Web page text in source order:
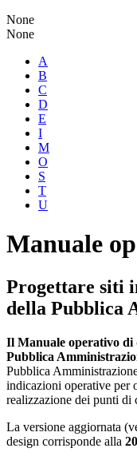
None
None
A
B
C
D
E
I
M
O
S
T
U
Manuale
Progettare siti
della Pubblica
Il Manuale operativo di
Pubblica
Pubblica
indicazioni operative per
realizzazione dei punti di
La versione aggiornata
design corrisponde alla